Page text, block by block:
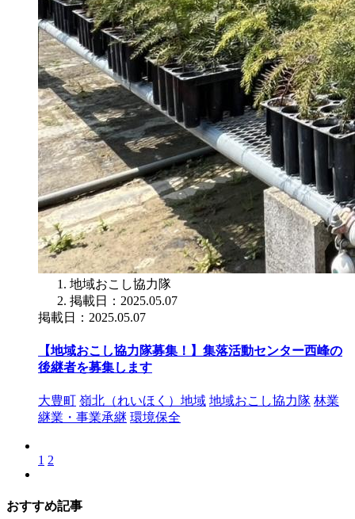
地域おこし協力隊
掲載日：2025.05.07
掲載日：2025.05.07
【地域おこし協力隊募集！】集落活動センター西峰の
後継者を募集します
大豊町 嶺北（れいほく）地域 地域おこし協力隊 林業
継業・事業承継 環境保全
1 2
おすすめ記事